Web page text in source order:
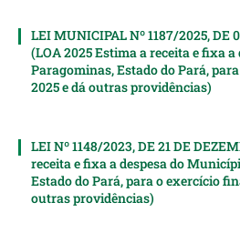
LEI MUNICIPAL Nº 1187/2025, DE
(LOA 2025 Estima a receita e fixa
Paragominas, Estado do Pará,
2025 e dá outras providências)
LEI Nº 1148/2023, DE 21 DE
receita e fixa a despesa do
Estado do Pará, para o exercício
outras providências)